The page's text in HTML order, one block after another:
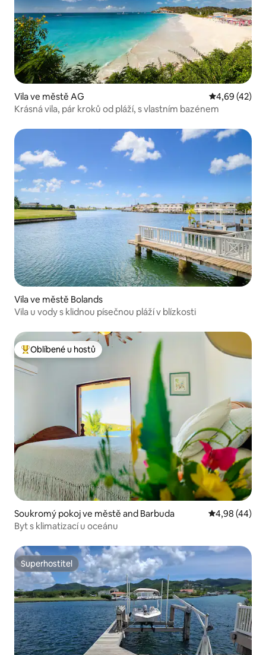
Vila ve městě AG Průměrné
4,69 (42)
Krásná vila, pár kroků od pláží, s vlastním bazénem
Vila ve městě Bolands
Vila u vody s klidnou písečnou pláží v blízkosti
Nejlepší v kategorii Oblíbené u hostů
Oblíbené u hostů
Soukromý pokoj ve městě and Barbuda Průměrné
4,98 (44)
Byt s klimatizací u oceánu
Superhostitel
Superhostitel